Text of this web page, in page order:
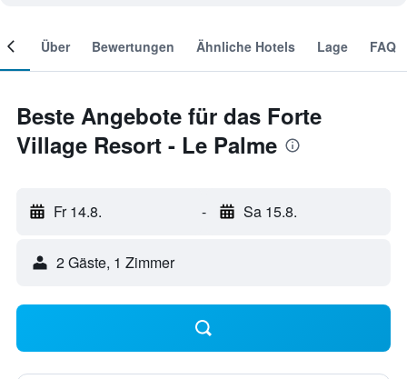
Über Bewertungen Ähnliche Hotels Lage FAQ
Beste Angebote für das Forte
Village Resort - Le Palme
Fr 14.8. - Sa 15.8.
2 Gäste, 1 Zimmer